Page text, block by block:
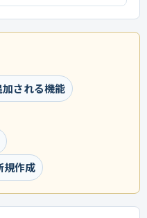
加される機能
規作成